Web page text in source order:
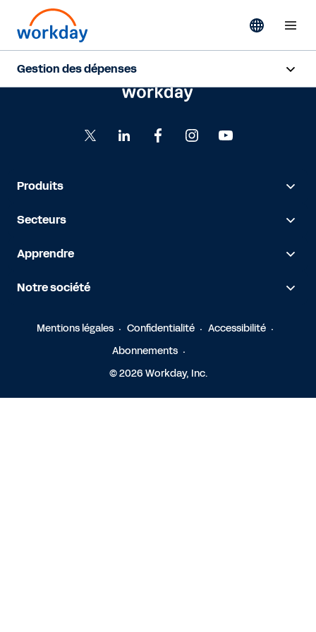
Gestion des dépenses
Fonctionnalités
Produits
Secteurs
Apprendre
Notre société
Mentions légales Confidentialité
Accessibilité
Abonnements
© 2026 Workday, Inc.